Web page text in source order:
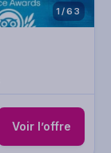
1/63
Voir l’offre